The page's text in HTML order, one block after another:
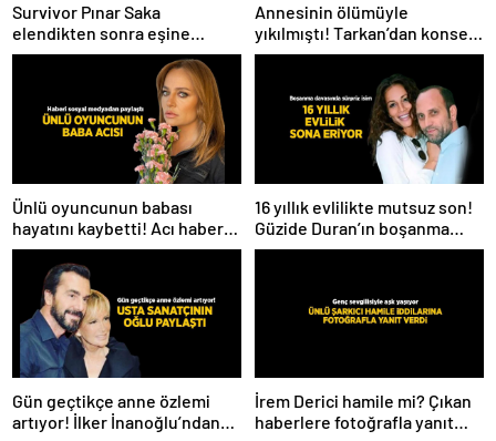
Survivor Pınar Saka
elendikten sonra eşine
kavuştu! Aşk dolu fotoğrafını
Instagram’dan paylaştı
Annesinin ölümüyle
yıkılmıştı! Tarkan’dan konser
paylaşımı
Ünlü oyuncunun babası
hayatını kaybetti! Acı haberi
sosyal medyadan duyurdu
16 yıllık evlilikte mutsuz son!
Güzide Duran’ın boşanma
davasında sürpriz isim tanık
Gün geçtikçe anne özlemi
artıyor! İlker İnanoğlu’ndan
İrem Derici hamile mi? Çıkan
haberlere fotoğrafla yanıt